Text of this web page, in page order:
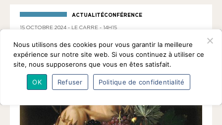
ACTUALITÉCONFÉRENCE
15 OCTOBRE 2024 - LE CARRE - 14H15
Nous utilisons des cookies pour vous garantir la meilleure
expérience sur notre site web. Si vous continuez à utiliser ce
site, nous supposerons que vous en êtes satisfait.
OK Refuser Politique de confidentialité